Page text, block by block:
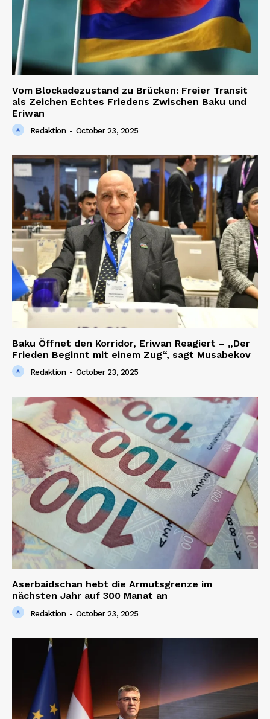
Vom Blockadezustand zu Brücken: Freier Transit
als Zeichen Echtes Friedens Zwischen Baku und
Eriwan
Redaktion - October 23, 2025
Baku Öffnet den Korridor, Eriwan Reagiert – „Der
Frieden Beginnt mit einem Zug“, sagt Musabekov
Redaktion - October 23, 2025
Aserbaidschan hebt die Armutsgrenze im
nächsten Jahr auf 300 Manat an
Redaktion - October 23, 2025